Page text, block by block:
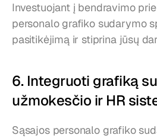
Investuojant į bendravimo
personalo grafiko sudarymo
pasitikėjimą ir stiprina jūsų
6. Integruoti grafiką
užmokesčio ir HR
Sąsajos personalo grafiko